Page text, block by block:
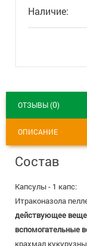
Наличие:
ОТЗЫВЫ (0)
ОПИСАНИЕ
Состав
Капсулы - 1 капс:
Итраконазола
действующее
вспомогательные
крахмал